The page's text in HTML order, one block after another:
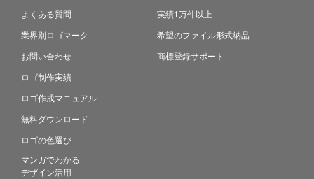
よくある質問
業界別ロゴマーク
お問い合わせ
ロゴ制作実績
ロゴ作成マニュアル
無料ダウンロード
ロゴの色選び
マンガでわかる
デザイン活用
実績1万件以上
希望のファイル形式納品
商標登録サポート